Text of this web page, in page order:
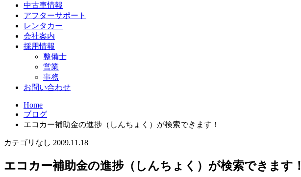
中古車情報
アフターサポート
レンタカー
会社案内
採用情報
整備士
営業
事務
お問い合わせ
Home
ブログ
エコカー補助金の進捗（しんちょく）が検索できます！
カテゴリなし 2009.11.18
エコカー補助金の進捗（しんちょく）が検索できます！